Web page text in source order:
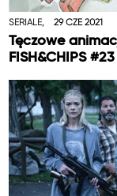
SERIALE, 29 CZE 2021
Tęczowe
FISH&CHIPS #23